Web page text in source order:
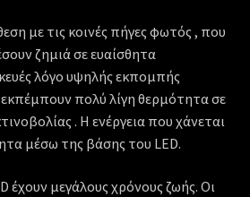
με τις κοινές πήγες φωτός , που
ζημιά σε ευαίσθητα
λόγο υψηλής εκπομπής
εκπέμπουν πολύ λίγη θερμότητα σε
. Η ενέργεια που χάνεται
μέσω της βάσης του LED.
έχουν μεγάλους χρόνους ζωής. Οι